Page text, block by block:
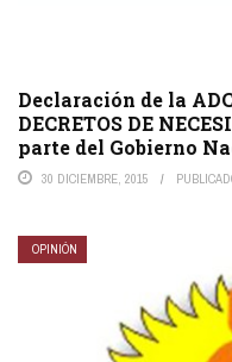
Declaración de la
DECRETOS DE
parte del Gobierno
30 DICIEMBRE, 2015
OPINIÓN